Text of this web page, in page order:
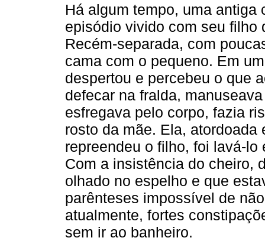
Há algum tempo, uma antiga
episódio vivido com seu filho
Recém-separada, com
cama com o pequeno. Em
despertou e percebeu o que
defecar na fralda,
esfregava pelo corpo, fazia
rosto da mãe. Ela,
repreendeu o filho, foi lavá-
Com a insistência do cheiro,
olhado no espelho e que
parênteses impossível de
atualmente, fortes
sem ir ao banheiro.